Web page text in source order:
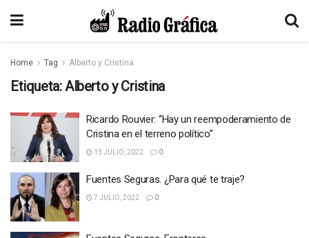
Home Tag Alberto y Cristina
Etiqueta:Alberto y Cristina
Ricardo Rouvier: “Hay un reempoderamiento de
Cristina en el terreno político”
13 JULIO, 2022 0
Fuentes Seguras. ¿Para qué te traje?
7 JULIO, 2022 0